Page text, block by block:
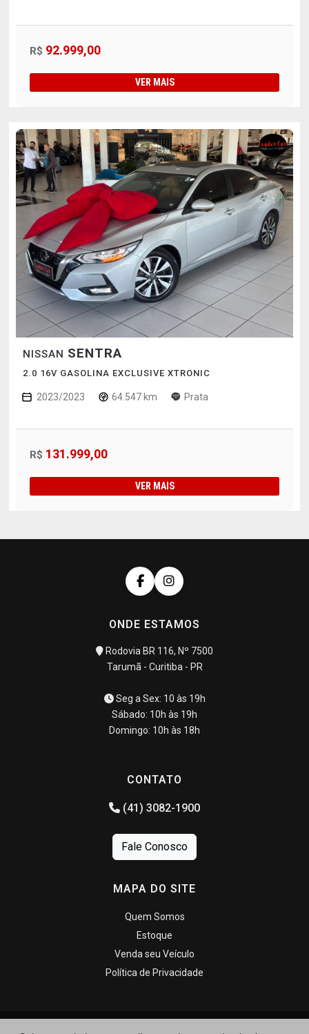
R$ 92.999,00
VER MAIS
NISSAN SENTRA
2.0 16V GASOLINA EXCLUSIVE XTRONIC
2023/2023 64.547 km Prata
R$ 131.999,00
VER MAIS
ONDE ESTAMOS
Rodovia BR 116, Nº 7500
Tarumã - Curitiba - PR
Seg a Sex: 10 às 19h
Sábado: 10h às 19h
Domingo: 10h às 18h
CONTATO
(41) 3082-1900
Fale Conosco
MAPA DO SITE
Quem Somos
Estoque
Venda seu Veículo
Política de Privacidade